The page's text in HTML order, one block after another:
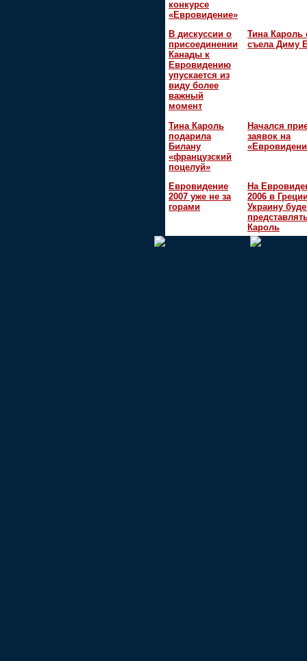
конкурсе
«Евровидение»
В дискуссии о
присоединении
Канады к
Евровидению
упускается из
виду более
важный
момент
Тина Кароль
съела Диму
Тина Кароль
подарила
Билану
«французский
поцелуй»
Начался
заявок на
Евровидение
2007 уже не за
горами
На
2006 в
Украину
Кароль